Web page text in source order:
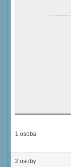
1 osoba
2 osoby